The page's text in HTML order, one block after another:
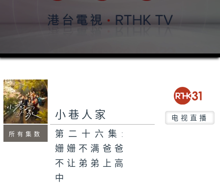
所有集数
小巷人家 电视直播
第二十六集:
姗姗不满爸爸
不让弟弟上高
中